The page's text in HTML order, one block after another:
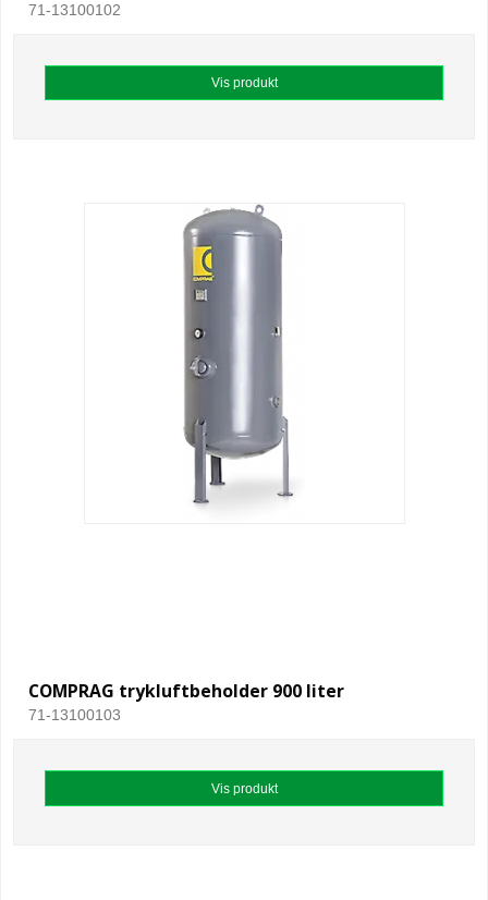
71-13100102
Vis produkt
COMPRAG trykluftbeholder 900 liter
71-13100103
Vis produkt